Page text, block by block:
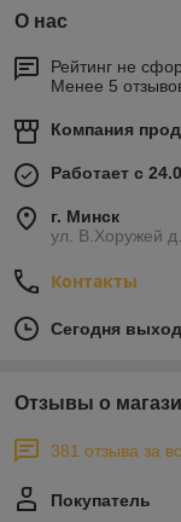
О нас
Рейтинг не
Менее 5
Компания
Работает с
г. Минск
ул. В.Хоружей
Контакты
Сегодня
Отзывы о
381 отзыва за
Покупатель